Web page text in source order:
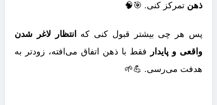
ذهن تمرکز کنی. 🎯🧠
پس هر چی بیشتر قبول کنی که
انتظار لاغر شدن
واقعی و پایدار
فقط با ذهن اتفاق می‌افته، زودتر به
هدفت می‌رسی. 💪🌱